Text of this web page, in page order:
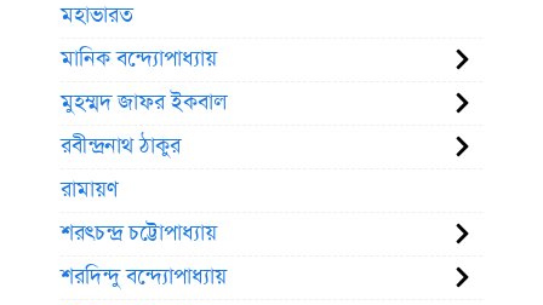
মহাভারত
মানিক বন্দ্যোপাধ্যায়
মুহম্মদ জাফর ইকবাল
রবীন্দ্রনাথ ঠাকুর
রামায়ণ
শরৎচন্দ্র চট্টোপাধ্যায়
শরদিন্দু বন্দ্যোপাধ্যায়